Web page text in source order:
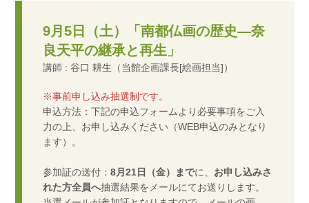
9月5日（土）「南都仏画の歴史―奈
良天平の継承と再生」
講師 : 谷口 耕生（当館企画課長[絵画担当]）
※事前申し込み抽選制です。
申込方法：下記の申込フォームより必要事項をご入
力の上、お申し込みください（WEB申込のみとなり
ます）。
参加証の送付：8月21日（金）までに、 お申し込みさ
れた方全員へ抽選結果をメールにてお送りします。